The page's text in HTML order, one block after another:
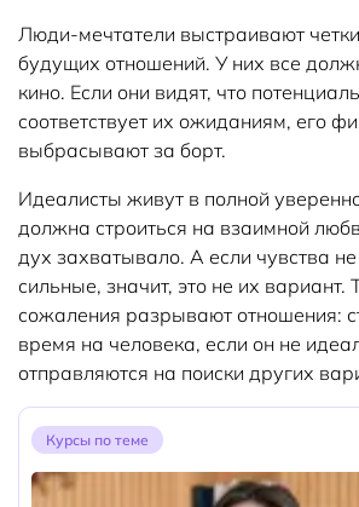
Люди-мечтатели выстраивают
будущих отношений. У них все
кино. Если они видят, что
соответствует их ожиданиям, его
выбрасывают за борт.
Идеалисты живут в полной
должна строиться на взаимной
дух захватывало. А если чувства
сильные, значит, это не их вариант.
сожаления разрывают отношения:
время на человека, если он не
отправляются на поиски других
Курсы по теме